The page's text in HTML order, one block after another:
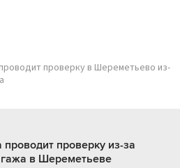
проверку в Шереметьево из-
проводит проверку из-за
в Шереметьеве